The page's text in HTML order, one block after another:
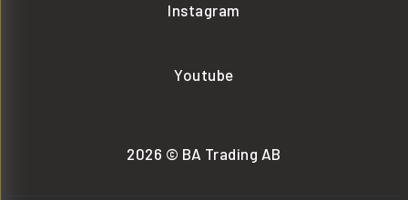
Instagram
Youtube
2026 © BA Trading AB